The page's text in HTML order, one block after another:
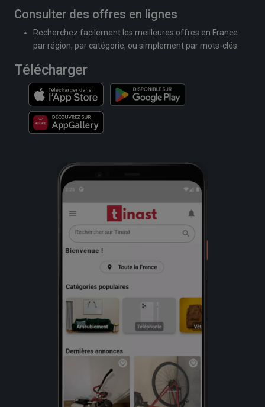
Consulter des offres en lignes
Recherchez facilement les meilleures offres en France
par région, par catégorie, ou simplement par mots-clés.
Télécharger